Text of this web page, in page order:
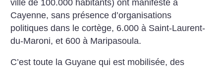
ville de 100.000 habitants) ont manifesté à
Cayenne, sans présence d’organisations
politiques dans le cortège, 6.000 à Saint-Laurent-
du-Maroni, et 600 à Maripasoula.
C’est toute la Guyane qui est mobilisée, des